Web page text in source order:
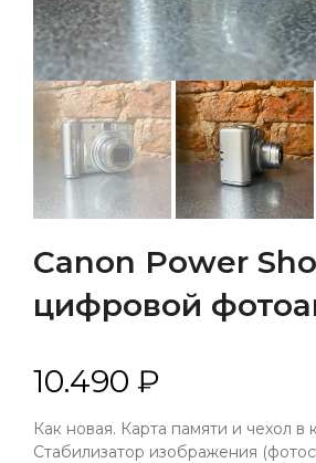
Canon Power
цифровой
10.490 ₽
Как новая. Карта памяти и чехол в
Стабилизатор изображения